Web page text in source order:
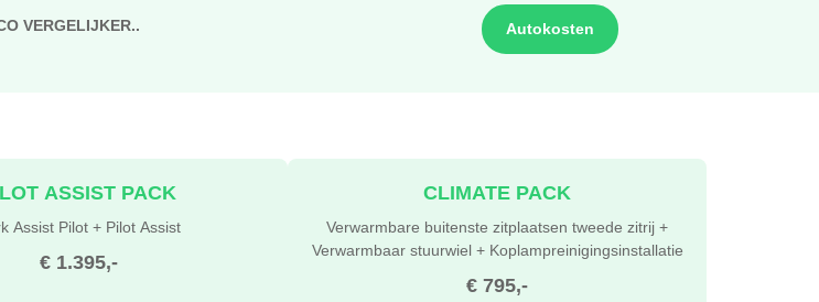
VERGELIJKER.. Autokosten
€ 1.395,-
ASSIST PACK
Assist Pilot + Pilot Assist
€ 795,-
CLIMATE PACK
Verwarmbare buitenste zitplaatsen tweede zitrij +
Verwarmbaar stuurwiel + Koplampreinigingsinstallatie